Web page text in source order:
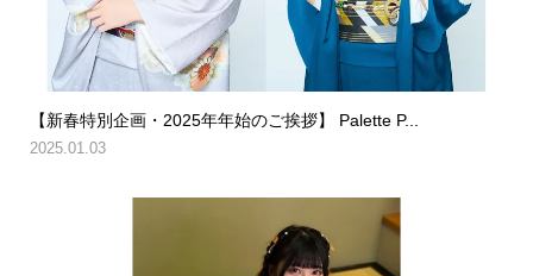
【新春特別企画・2025年年始のご挨拶】 Palette P...
2025.01.03